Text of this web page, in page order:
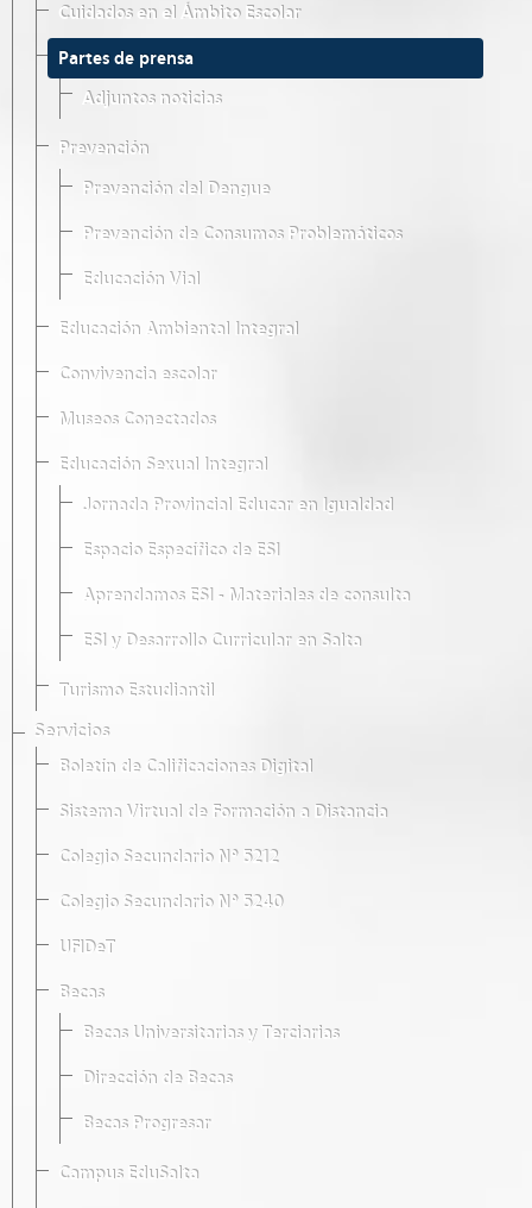
Cuidados en el Ámbito Escolar
Partes de prensa
Adjuntos noticias
Prevención
Prevención del Dengue
Prevención de Consumos Problemáticos
Educación Vial
Educación Ambiental Integral
Convivencia escolar
Museos Conectados
Educación Sexual Integral
Jornada Provincial Educar en Igualdad
Espacio Específico de ESI
Aprendamos ESI - Materiales de consulta
ESI y Desarrollo Curricular en Salta
Turismo Estudiantil
Servicios
Boletín de Calificaciones Digital
Sistema Virtual de Formación a Distancia
Colegio Secundario Nº 5212
Colegio Secundario Nº 5240
UFIDeT
Becas
Becas Universitarias y Terciarias
Dirección de Becas
Becas Progresar
Campus EduSalta